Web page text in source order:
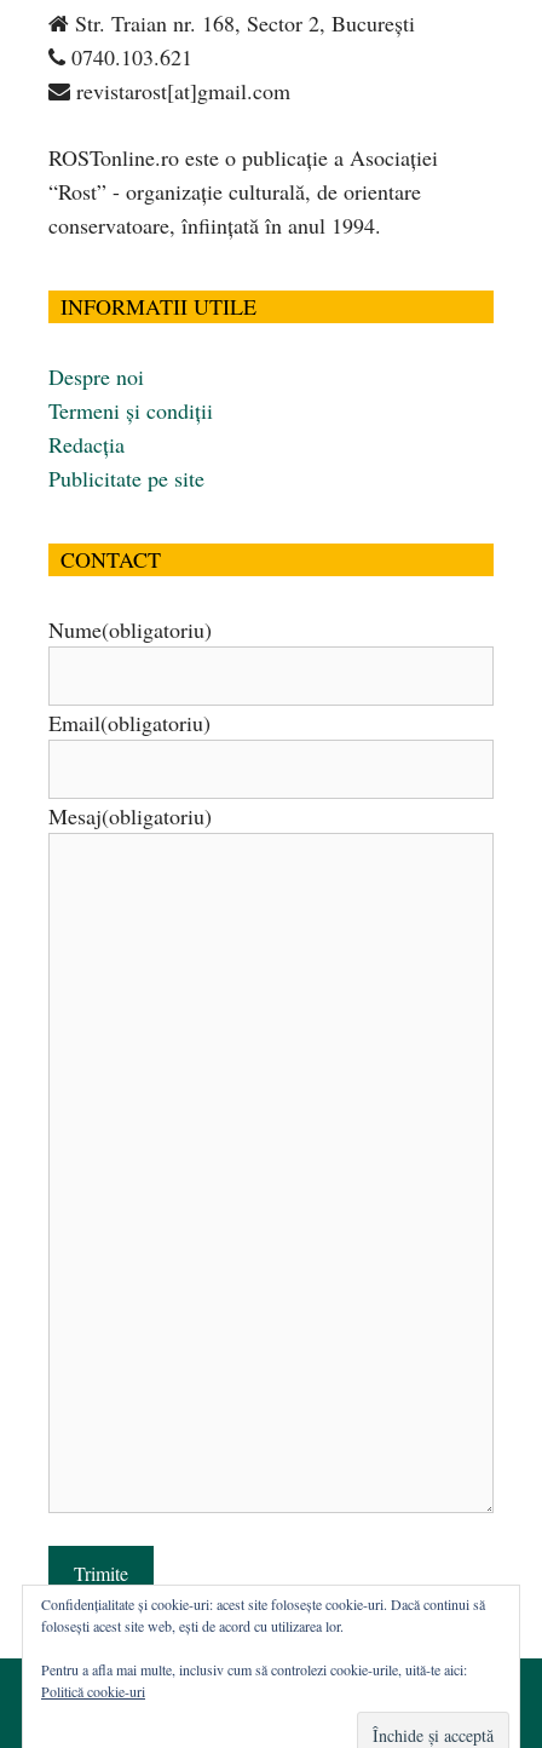
Str. Traian nr. 168, Sector 2, București
0740.103.621
revistarost[at]gmail.com
ROSTonline.ro este o publicaţie a Asociaţiei
“Rost” - organizaţie culturală, de orientare
conservatoare, înfiinţată în anul 1994.
INFORMATII UTILE
Despre noi
Termeni și condiții
Redacția
Publicitate pe site
CONTACT
Nume(obligatoriu)
Email(obligatoriu)
Mesaj(obligatoriu)
Trimite
Confidențialitate și cookie-uri: acest site folosește cookie-uri. Dacă continui să
folosești acest site web, ești de acord cu utilizarea lor.
Pentru a afla mai multe, inclusiv cum să controlezi cookie-urile, uită-te aici:
Politică cookie-uri